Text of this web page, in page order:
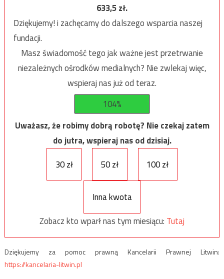
633,5zł.
Dziękujemy! i zachęcamy do dalszego wsparcia naszej
fundacji.
Masz świadomość tego jak ważne jest przetrwanie
niezależnych ośrodków medialnych? Nie zwlekaj więc,
wspieraj nas już od teraz.
104%
Uważasz, że robimy dobrą robotę? Nie czekaj zatem
do jutra, wspieraj nas od dzisiaj.
30 zł
50 zł 100 zł
Inna kwota
Zobacz kto wparł nas tym miesiącu: Tutaj
Dziękujemy za pomoc prawną Kancelarii Prawnej Litwin:
https://kancelaria-litwin.pl